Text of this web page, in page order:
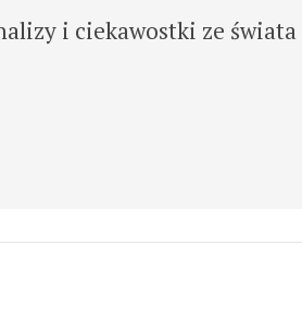
i ciekawostki ze